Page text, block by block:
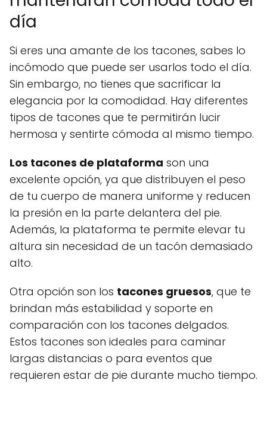
día
Si eres una amante de los tacones, sabes lo
incómodo que puede ser usarlos todo el día.
Sin embargo, no tienes que sacrificar la
elegancia por la comodidad. Hay diferentes
tipos de tacones que te permitirán lucir
hermosa y sentirte cómoda al mismo tiempo.
Los tacones de plataforma son una
excelente opción, ya que distribuyen el peso
de tu cuerpo de manera uniforme y reducen
la presión en la parte delantera del pie.
Además, la plataforma te permite elevar tu
altura sin necesidad de un tacón demasiado
alto.
Otra opción son los tacones gruesos, que te
brindan más estabilidad y soporte en
comparación con los tacones delgados.
Estos tacones son ideales para caminar
largas distancias o para eventos que
requieren estar de pie durante mucho tiempo.